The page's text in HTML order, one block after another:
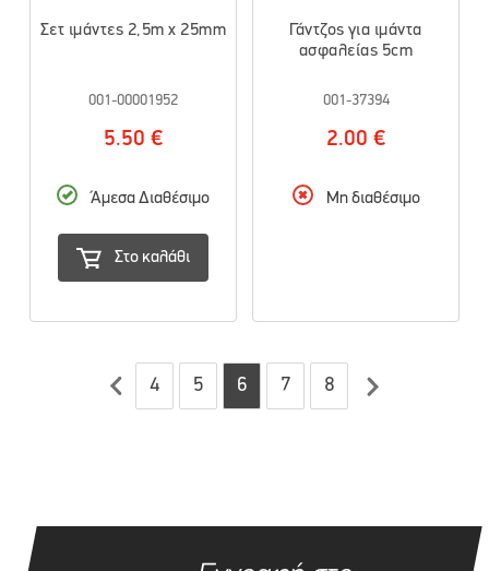
Σετ ιμάντες 2,5m x 25mm
001-00001952
5.50 €
Άμεσα Διαθέσιμο
Στο καλάθι
Γάντζος για ιμάντα
ασφαλείας 5cm
001-37394
2.00 €
Μη διαθέσιμο
4 5 6 7 8